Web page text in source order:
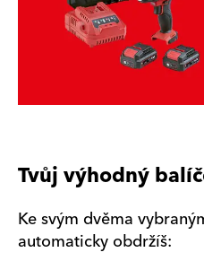
Tvůj výhodný
Ke svým dvěma
automaticky obdržíš: